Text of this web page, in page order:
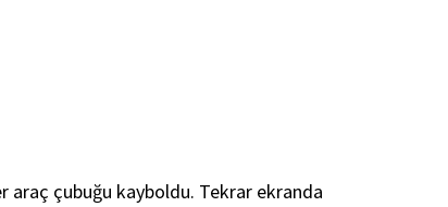
araç çubuğu kayboldu. Tekrar ekranda